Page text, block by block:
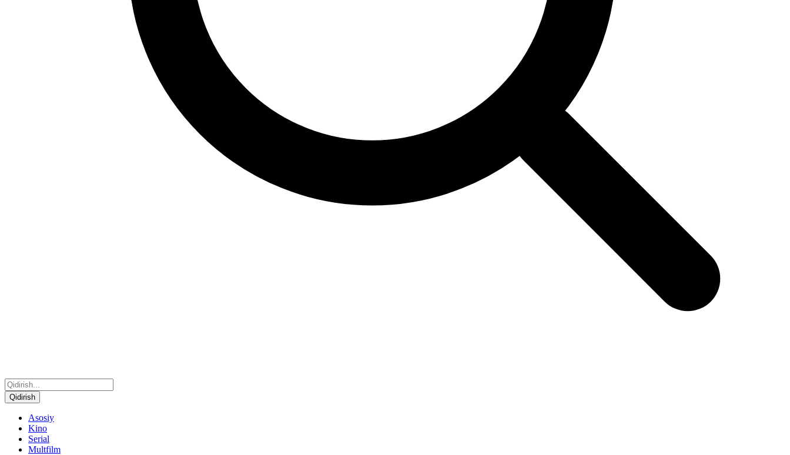
Qidirish
Asosiy
Kino
Serial
Multfilm